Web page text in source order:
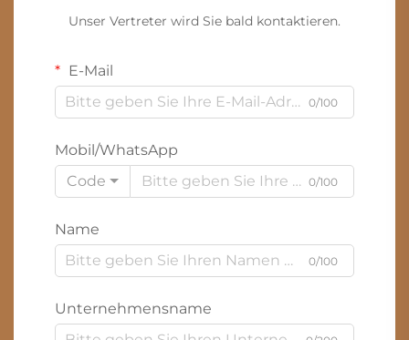
Unser Vertreter wird Sie bald kontaktieren.
E-Mail
0/100
Mobil/WhatsApp
Code
0/100
Name
0/100
Unternehmensname